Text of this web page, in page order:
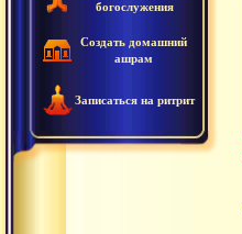
богослужения
Создать домашний
ашрам
Записаться на ритрит